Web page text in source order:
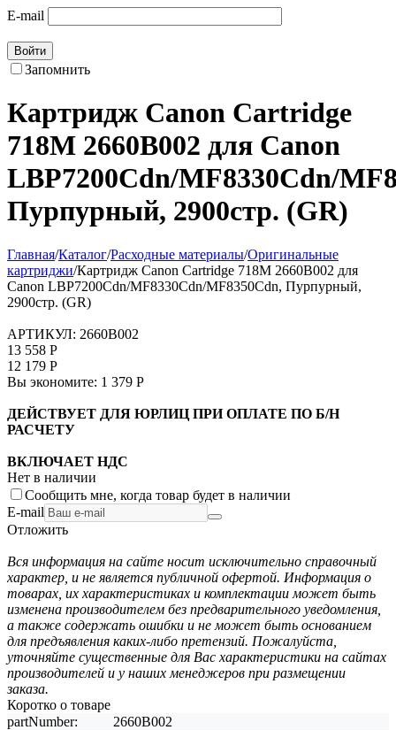
E-mail
Войти
Запомнить
Картридж Canon Cartridge
718M 2660B002 для Canon
LBP7200Cdn/MF8330Cdn/
Пурпурный, 2900стр. (GR)
Главная/Каталог/Расходные материалы/Оригинальные
картриджи/Картридж Canon Cartridge 718M 2660B002 для
Canon LBP7200Cdn/MF8330Cdn/MF8350Cdn, Пурпурный,
2900стр. (GR)
АРТИКУЛ: 2660B002
13 558 Р
12 179 Р
Вы экономите: 1 379 Р
ДЕЙСТВУЕТ ДЛЯ ЮРЛИЦ ПРИ ОПЛАТЕ ПО Б/Н
РАСЧЕТУ
ВКЛЮЧАЕТ НДС
Нет в наличии
Сообщить мне, когда товар будет в наличии
E-mail
Отложить
Вся информация на сайте носит исключительно справочный
характер, и не является публичной офертой. Информация о
товарах, их характеристиках и комплектации может быть
изменена производителем без предварительного уведомления,
а также содержать ошибки и не может быть основанием
для предъявления каких-либо претензий. Пожалуйста,
уточняйте существенные для Вас характеристики на сайтах
производителей и у наших менеджеров при размещении
заказа.
Коротко о товаре
partNumber:
2660B002